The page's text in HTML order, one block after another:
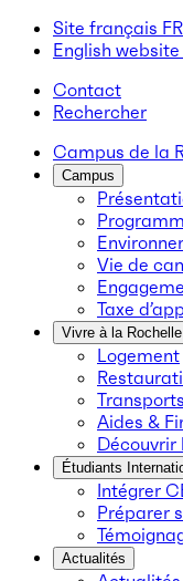
Site français FR
English website
Contact
Rechercher
Campus de la
Campus
Vie de
Taxe
Vivre à la Rochelle
Logement
Transports
Aides &
Découvrir
Étudiants
Intégrer
Préparer
Actualités